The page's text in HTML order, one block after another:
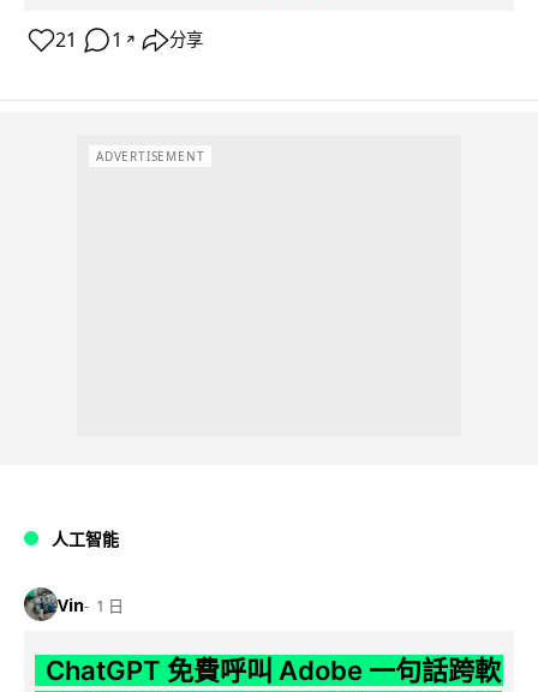
21 1 ↗ 分享
ADVERTISEMENT
人工智能
Vin 1 日
ChatGPT 免費呼叫 Adobe 一句話跨軟